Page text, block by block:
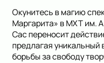
Окунитесь в магию
Маргарита» в МХТ им.
Сас переносит
предлагая
борьбы за свободу